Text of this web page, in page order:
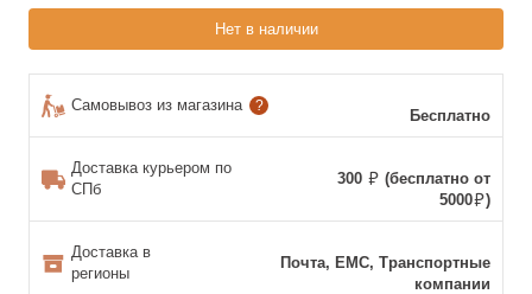
Нет в наличии
Самовывоз из магазина ?
Бесплатно
Доставка курьером по
СПб
300
(бесплатно от
5000
)
Доставка в
регионы
Почта, ЕМС, Транспортные
компании